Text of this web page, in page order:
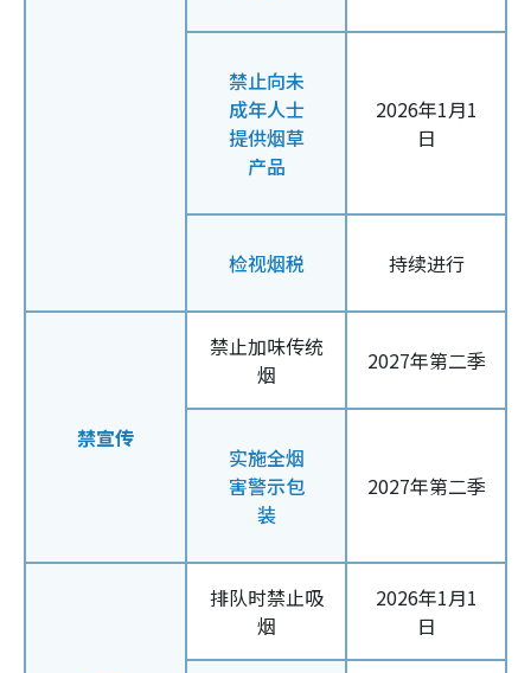
禁止向未
成年人士
提供烟草
产品
2026年1月1
日
检视烟税 持续进行
禁宣传
禁止加味传统
烟
2027年第二季
实施全烟
害警示包
装
2027年第二季
排队时禁止吸
烟
2026年1月1
日